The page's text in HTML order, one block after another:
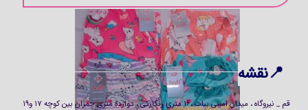
شلوار خونگی، خنک و راحت
📍نقشه
قم _ نیروگاه ، میدان امینی بیات ،۱۶ متری زنگارکی ، دوازده متری چمران بین کوچه ۱۷ و۱۹